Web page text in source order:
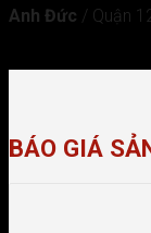
Anh Đức / Quận
BÁO GIÁ